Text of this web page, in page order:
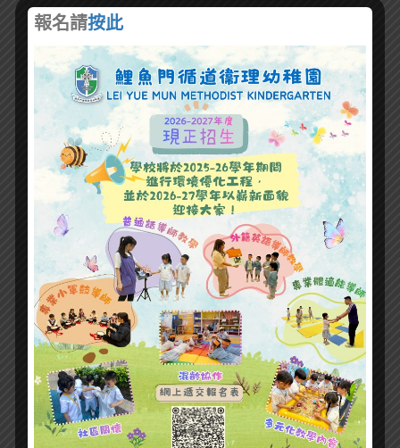
+ Add to Google Calendar
+ iCal / Outlook export
SHARE THIS EVENT
報名請按此